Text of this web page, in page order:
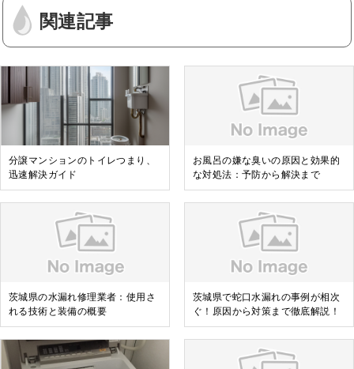
関連記事
分譲マンションのトイレつまり、
迅速解決ガイド
お風呂の嫌な臭いの原因と効果的
な対処法：予防から解決まで
茨城県の水漏れ修理業者：使用さ
れる技術と装備の概要
茨城県で蛇口水漏れの事例が相次
ぐ！原因から対策まで徹底解説！